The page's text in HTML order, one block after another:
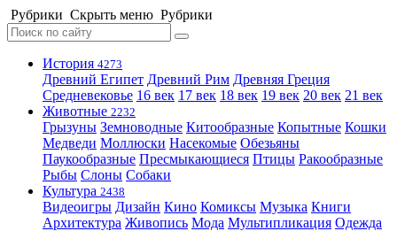
Рубрики Скрыть меню Рубрики
История 4273
Древний Египет Древний Рим Древняя Греция
Средневековье 16 век 17 век 18 век 19 век 20 век 21 век
Животные 2232
Грызуны Земноводные Китообразные Копытные Кошки
Медведи Моллюски Насекомые Обезьяны
Паукообразные Пресмыкающиеся Птицы Ракообразные
Рыбы Слоны Собаки
Культура 2438
Видеоигры Дизайн Кино Комиксы Музыка Книги
Архитектура Живопись Мода Мультипликация Одежда